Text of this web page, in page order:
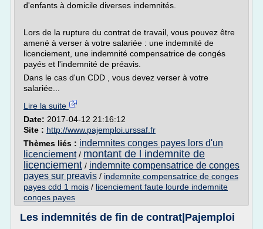
d'enfants à domicile diverses indemnités.
Lors de la rupture du contrat de travail, vous pouvez être
amené à verser à votre salariée : une indemnité de
licenciement, une indemnité compensatrice de congés
payés et l'indemnité de préavis.
Dans le cas d'un CDD , vous devez verser à votre
salariée...
Lire la suite
Date: 2017-04-12 21:16:12
Site : http://www.pajemploi.urssaf.fr
Thèmes liés : indemnites conges payes lors d'un
licenciement/ montant de l indemnite de
licenciement / indemnite compensatrice de conges
payes sur preavis / indemnite compensatrice de conges
payes cdd 1 mois / licenciement faute lourde indemnite
conges payes
Les indemnités de fin de contrat|Pajemploi